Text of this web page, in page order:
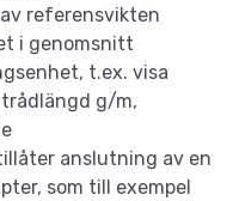
referensvikten
i genomsnitt
t.ex. visa
g/m,
tillåter anslutning av en
som till exempel